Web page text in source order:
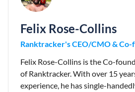
Felix Rose-Collins
Ranktracker's CEO/CMO &
Felix Rose-Collins is the Co-
of Ranktracker. With over 15
experience, he has single-